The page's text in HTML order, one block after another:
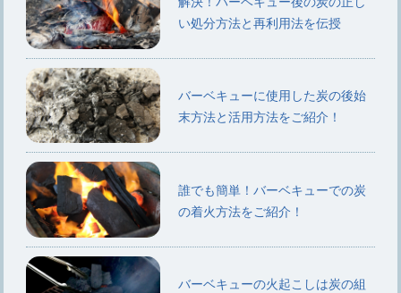
い処分方法と再利用法を伝授
バーベキューに使用した炭の後始
末方法と活用方法をご紹介！
誰でも簡単！バーベキューでの炭
の着火方法をご紹介！
バーベキューの火起こしは炭の組